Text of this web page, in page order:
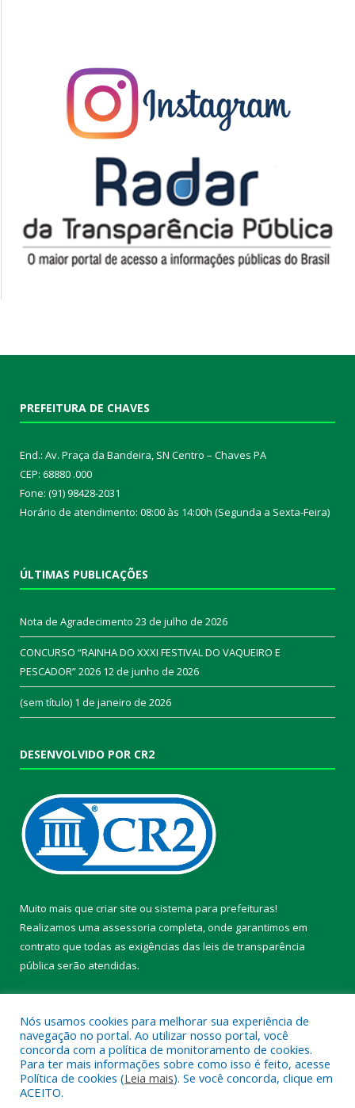
PREFEITURA DE CHAVES
End.: Av. Praça da Bandeira, SN Centro – Chaves PA
CEP: 68880 .000
Fone: (91) 98428-2031
Horário de atendimento: 08:00 às 14:00h (Segunda a Sexta-Feira)
ÚLTIMAS PUBLICAÇÕES
Nota de Agradecimento 23 de julho de 2026
CONCURSO “RAINHA DO XXXI FESTIVAL DO VAQUEIRO E
PESCADOR” 2026 12 de junho de 2026
(sem título) 1 de janeiro de 2026
DESENVOLVIDO POR CR2
Muito mais que criar site ou sistema para prefeituras!
Realizamos uma assessoria completa, onde garantimos em
contrato que todas as exigências das leis de transparência
pública serão atendidas.
Todos os direitos reservados a Prefeitura Municipal de Chaves.
Nós usamos cookies para melhorar sua experiência de
navegação no portal. Ao utilizar nosso portal, você
concorda com a política de monitoramento de cookies.
Para ter mais informações sobre como isso é feito, acesse
Política de cookies (Leia mais). Se você concorda, clique em
ACEITO.